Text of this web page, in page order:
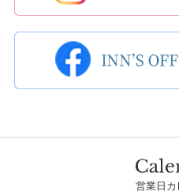
営業日カ